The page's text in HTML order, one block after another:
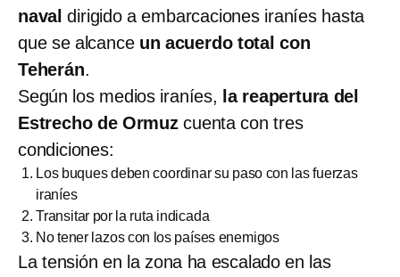
navaldirigido a embarcaciones iraníes hasta
que se alcance un acuerdo total con
Teherán.
Según los medios iraníes, la reapertura del
Estrecho de Ormuzcuenta con tres
condiciones:
Los buques deben coordinar su paso con las fuerzas
iraníes
Transitar por la ruta indicada
No tener lazos con los países enemigos
La tensión en la zona ha escalado en las